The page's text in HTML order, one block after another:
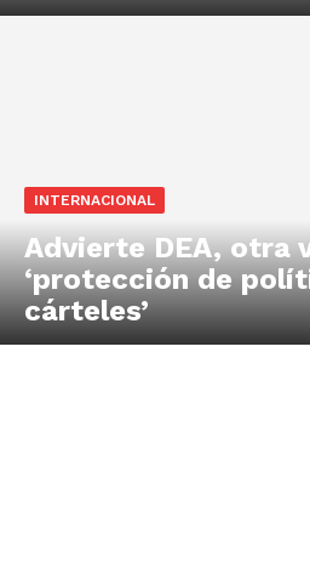
INTERNACIONAL
Advierte DEA, otra
‘protección de
cárteles’